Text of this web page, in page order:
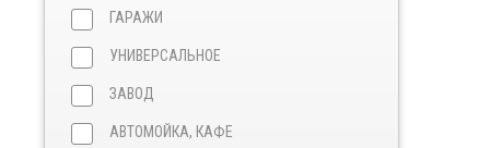
ГАРАЖИ
УНИВЕРСАЛЬНОЕ
ЗАВОД
АВТОМОЙКА, КАФЕ